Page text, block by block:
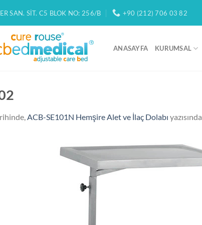
SAN. SIT. C5 BLOK NO: 256/B +90 (212) 706 03 82
ANASAYFA KURUMSAL
ACB-SE101N Hemşire Alet ve İlaç Dolabı yazısında,